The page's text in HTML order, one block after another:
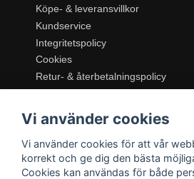
Köpe- & leveransvillkor
Kundservice
Integritetspolicy
Cookies
Retur- & återbetalningspolicy
Dukning & Servering
Kök & Matlagning
Belysning
Vi använder cookies
Vi använder cookies för att vår
korrekt och ge dig den bästa
Cookies kan användas för både